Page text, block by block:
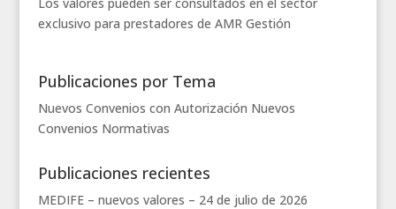
exclusivo para prestadores de AMR Gestión
Publicaciones por Tema
Nuevos Convenios con Autorización Nuevos
Convenios Normativas
Publicaciones recientes
MEDIFE – nuevos valores – 24 de julio de 2026